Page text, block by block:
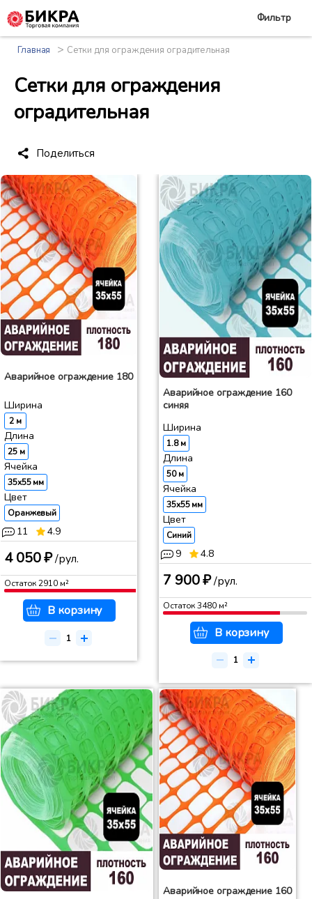
Главная > Сетки для ограждения оградительная
Сетки для ограждения
оградительная
Поделиться
Фильтр
Аварийное ограждение 180
Ширина
2 м
Длина
25 м
Ячейка
35x55 мм
Цвет
Оранжевый
11 4.9
4 050 ₽/рул.
Остаток2910м²
В корзину
Аварийное ограждение 160
синяя
Ширина
1.8 м
Длина
50 м
Ячейка
35x55 мм
Цвет
Синий
9 4.8
7 900 ₽/рул.
Остаток3480м²
В корзину
Аварийное ограждение 160